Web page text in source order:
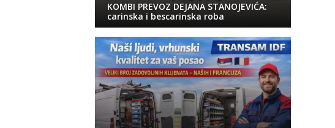
KOMBI PREVOZ DEJANA STANOJEVIĆA:
carinska i bescarinska roba